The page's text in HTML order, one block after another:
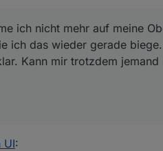
ich nicht mehr auf meine
ich das wieder gerade
Kann mir trotzdem
UI: